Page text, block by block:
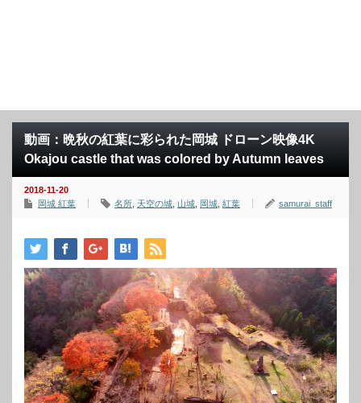
動画：晩秋の紅葉に彩られた岡城 ドローン映像4K
Okajou castle that was colored by Autumn leaves
2018-11-20
岡城 紅葉
名所 天空の城 山城 岡城 紅葉 samurai_staff